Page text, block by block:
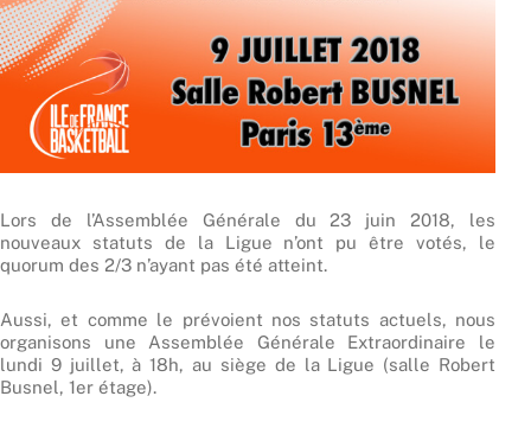
Lors de l’Assemblée Générale du 23 juin 2018, les
nouveaux statuts de la Ligue n’ont pu être votés, le
quorum des 2/3 n’ayant pas été atteint.
Aussi, et comme le prévoient nos statuts actuels, nous
organisons une Assemblée Générale Extraordinaire le
lundi 9 juillet, à 18h, au siège de la Ligue (salle Robert
Busnel, 1er étage).